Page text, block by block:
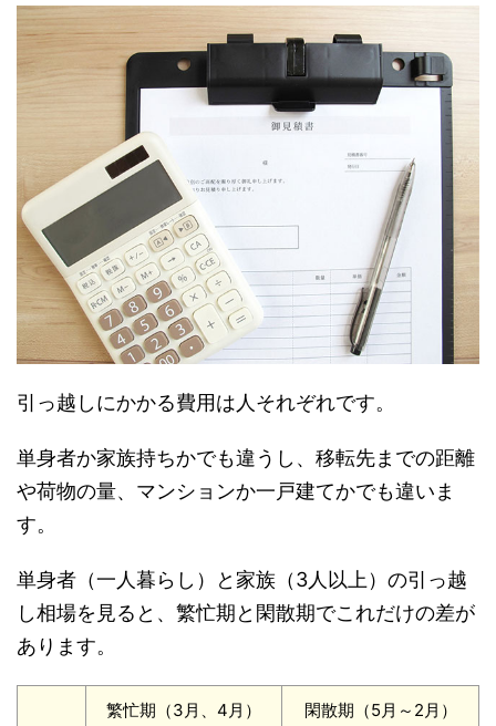
引っ越しにかかる費用は人それぞれです。
単身者か家族持ちかでも違うし、移転先までの距離
や荷物の量、マンションか一戸建てかでも違いま
す。
単身者（一人暮らし）と家族（3人以上）の引っ越
し相場を見ると、繁忙期と閑散期でこれだけの差が
あります。
繁忙期（3月、4月） 閑散期（5月～2月）